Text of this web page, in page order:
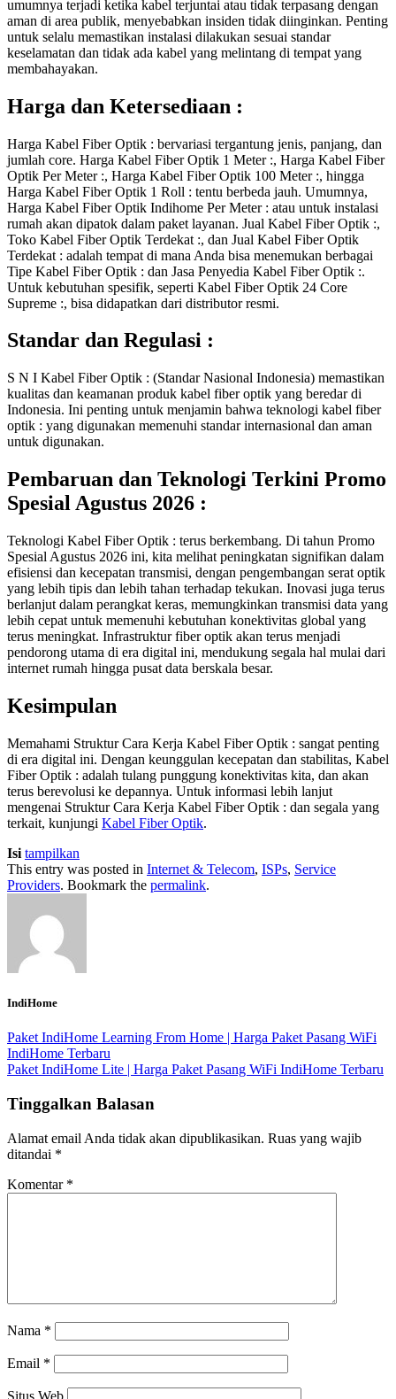
umumnya terjadi ketika kabel terjuntai atau tidak terpasang dengan
aman di area publik, menyebabkan insiden tidak diinginkan. Penting
untuk selalu memastikan instalasi dilakukan sesuai standar
keselamatan dan tidak ada kabel yang melintang di tempat yang
membahayakan.
Harga dan Ketersediaan :
Harga Kabel Fiber Optik : bervariasi tergantung jenis, panjang, dan
jumlah core. Harga Kabel Fiber Optik 1 Meter :, Harga Kabel Fiber
Optik Per Meter :, Harga Kabel Fiber Optik 100 Meter :, hingga
Harga Kabel Fiber Optik 1 Roll : tentu berbeda jauh. Umumnya,
Harga Kabel Fiber Optik Indihome Per Meter : atau untuk instalasi
rumah akan dipatok dalam paket layanan. Jual Kabel Fiber Optik :,
Toko Kabel Fiber Optik Terdekat :, dan Jual Kabel Fiber Optik
Terdekat : adalah tempat di mana Anda bisa menemukan berbagai
Tipe Kabel Fiber Optik : dan Jasa Penyedia Kabel Fiber Optik :.
Untuk kebutuhan spesifik, seperti Kabel Fiber Optik 24 Core
Supreme :, bisa didapatkan dari distributor resmi.
Standar dan Regulasi :
S N I Kabel Fiber Optik : (Standar Nasional Indonesia) memastikan
kualitas dan keamanan produk kabel fiber optik yang beredar di
Indonesia. Ini penting untuk menjamin bahwa teknologi kabel fiber
optik : yang digunakan memenuhi standar internasional dan aman
untuk digunakan.
Pembaruan dan Teknologi Terkini Promo
Spesial Agustus 2026 :
Teknologi Kabel Fiber Optik : terus berkembang. Di tahun Promo
Spesial Agustus 2026 ini, kita melihat peningkatan signifikan dalam
efisiensi dan kecepatan transmisi, dengan pengembangan serat optik
yang lebih tipis dan lebih tahan terhadap tekukan. Inovasi juga terus
berlanjut dalam perangkat keras, memungkinkan transmisi data yang
lebih cepat untuk memenuhi kebutuhan konektivitas global yang
terus meningkat. Infrastruktur fiber optik akan terus menjadi
pendorong utama di era digital ini, mendukung segala hal mulai dari
internet rumah hingga pusat data berskala besar.
Kesimpulan
Memahami Struktur Cara Kerja Kabel Fiber Optik : sangat penting
di era digital ini. Dengan keunggulan kecepatan dan stabilitas, Kabel
Fiber Optik : adalah tulang punggung konektivitas kita, dan akan
terus berevolusi ke depannya. Untuk informasi lebih lanjut
mengenai Struktur Cara Kerja Kabel Fiber Optik : dan segala yang
terkait, kunjungi Kabel Fiber Optik.
Isi tampilkan
This entry was posted in Internet & Telecom, ISPs, Service
Providers. Bookmark the permalink.
IndiHome
Paket IndiHome Learning From Home | Harga Paket Pasang WiFi
IndiHome Terbaru
Paket IndiHome Lite | Harga Paket Pasang WiFi IndiHome Terbaru
Tinggalkan Balasan
Alamat email Anda tidak akan dipublikasikan. Ruas yang wajib
ditandai *
Komentar *
Nama *
Email *
Situs Web